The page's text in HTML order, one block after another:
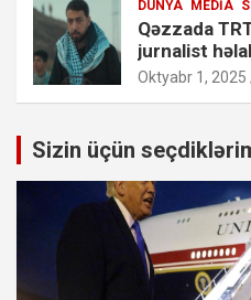
DÜNYA MEDIA
Qəzzada
jurnalist
Oktyabr 1, 2025
Sizin üçün